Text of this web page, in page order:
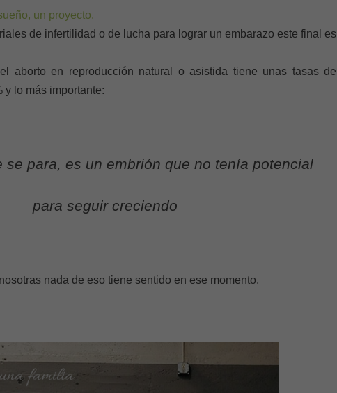
un proyecto.
de infertilidad o de lucha para lograr un embarazo este final es
aborto en reproducción natural o asistida tiene unas tasas de
y lo más importante:
se para, es un embrión que no tenía potencial
para seguir creciendo
nada de eso tiene sentido en ese momento.